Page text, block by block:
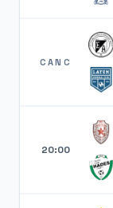
CANC
20:00